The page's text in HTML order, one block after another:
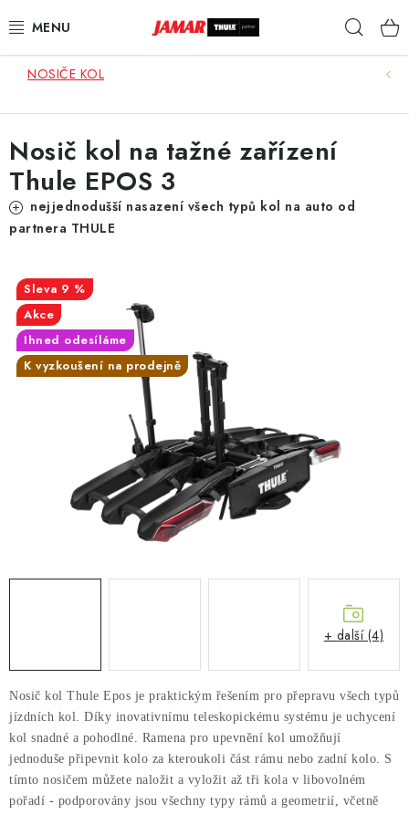
na
STŘEŠNÍ NOSIČE
STŘEŠNÍ BOXY
KOČÁRKY
AUTOPOTAHY ŠITÉ NA MÍRU
AUTODOPLŇKY
AUTOSTANY
CESTOVNÍ ZAVAZADLA
DÁRKOVÉ POUKAZY
NOSIČE KOL
Nosič kol Thule Epos je praktickým řešením pro přepravu všech typů
jízdních kol. Díky inovativnímu teleskopickému systému je uchycení
kol snadné a pohodlné. Ramena pro upevnění kol umožňují
jednoduše připevnit kolo za kteroukoli část rámu nebo zadní kolo. S
tímto nosičem můžete naložit a vyložit až tři kola v libovolném
pořadí - podporovány jsou všechny typy rámů a geometrií, včetně
Nosič kol na tažné zařízení
Thule EPOS 3
nejjednodušší nasazení všech typů kol na auto od
partnera THULE
9 %
Akce
Ihned odesíláme
K vyzkoušení na prodejně
+ další (4)